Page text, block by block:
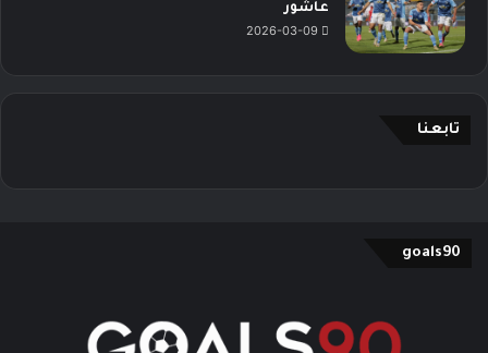
عاشور
2026-03-09
تابعنا
goals90